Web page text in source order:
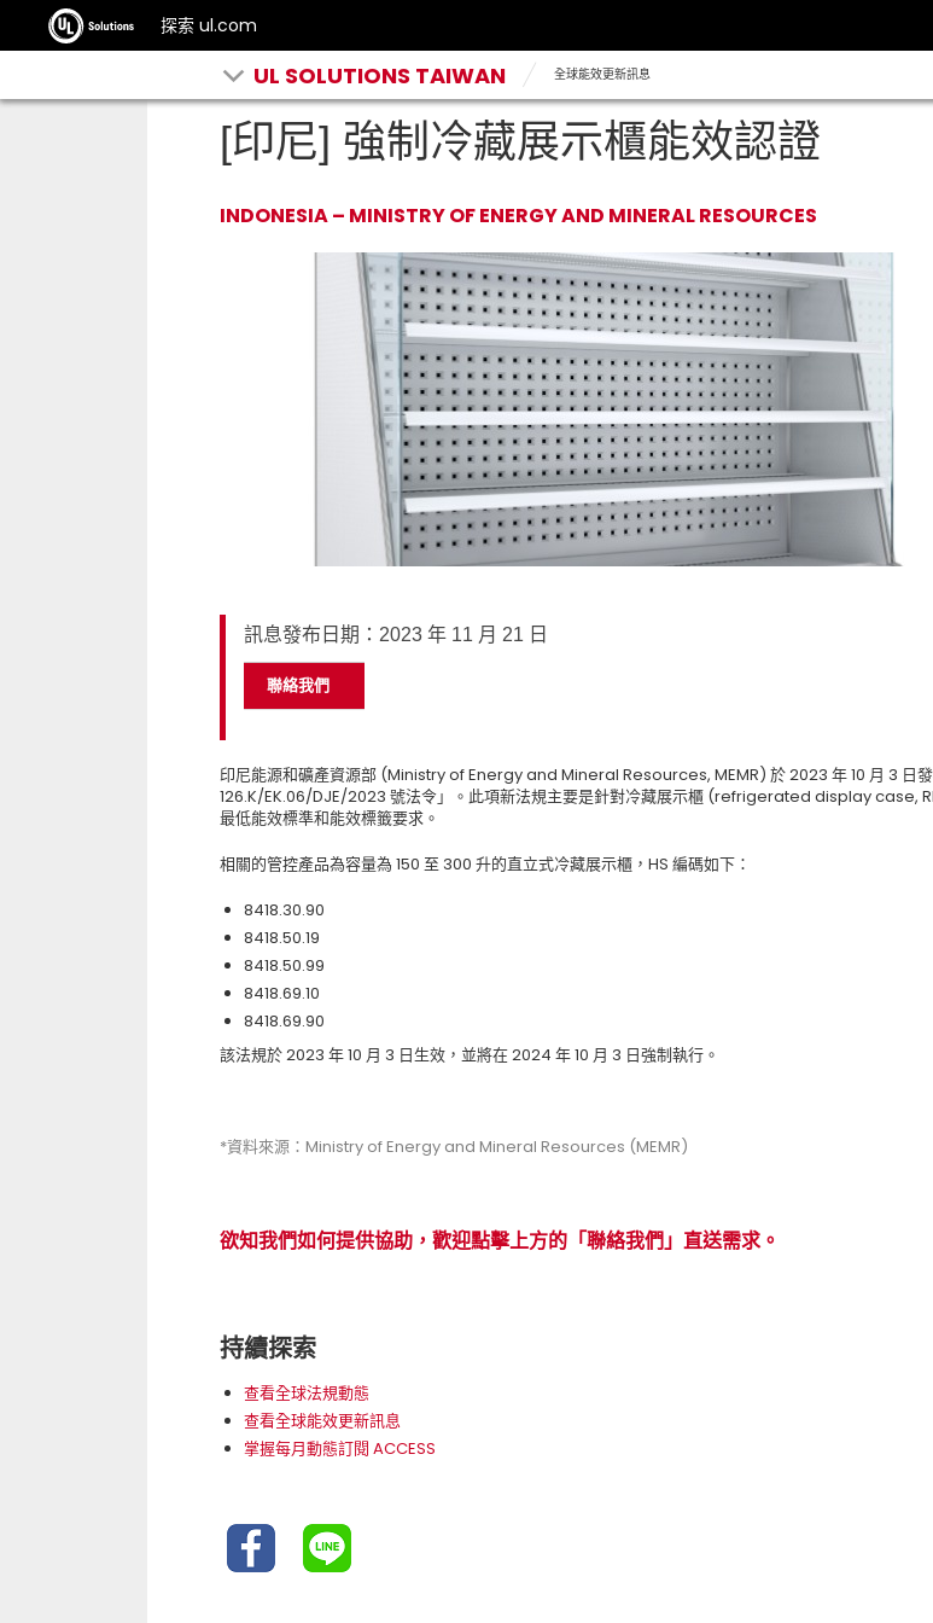
探索 ul.com
UL SOLUTIONS TAIWAN 全球能效更新訊息
[印尼] 強制冷藏展示櫃能效認證
INDONESIA – MINISTRY OF ENERGY AND MINERAL RESOURCES
訊息發布日期：2023 年 11 月 21 日
聯絡我們
印尼能源和礦產資源部 (Ministry of Energy and Mineral Resources, MEMR) 於 2023 年 10 月 3 日
126.K/EK.06/DJE/2023 號法令」。此項新法規主要是針對冷藏展示櫃 (refrigerated display case,
最低能效標準和能效標籤要求。
相關的管控產品為容量為 150 至 300 升的直立式冷藏展示櫃，HS 編碼如下：
8418.30.90
8418.50.19
8418.50.99
8418.69.10
8418.69.90
該法規於 2023 年 10 月 3 日生效，並將在 2024 年 10 月 3 日強制執行。
*資料來源：Ministry of Energy and Mineral Resources (MEMR)
欲知我們如何提供協助，歡迎點擊上方的「聯絡我們」直送需求。
持續探索
查看全球法規動態
查看全球能效更新訊息
掌握每月動態訂閱 ACCESS